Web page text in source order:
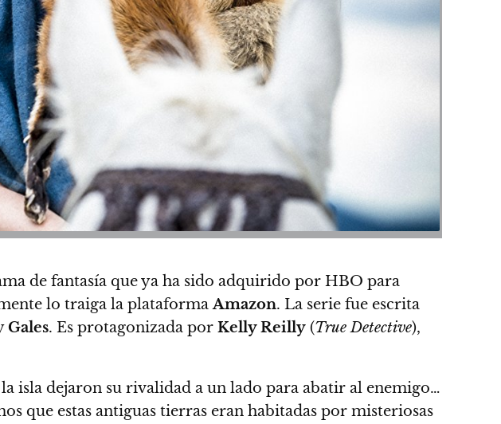
de fantasía que ya ha sido adquirido por HBO para
lo traiga la plataformaAmazon. La serie fue escrita
Gales. Es protagonizada por Kelly Reilly (True Detective),
isla dejaron su rivalidad a un lado para abatir al enemigo…
que estas antiguas tierras eran habitadas por misteriosas